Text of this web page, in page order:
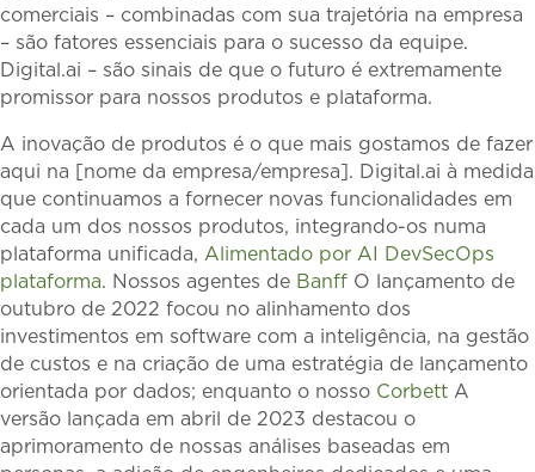
comerciais – combinadas com sua trajetória na empresa
– são fatores essenciais para o sucesso da equipe.
Digital.ai – são sinais de que o futuro é extremamente
promissor para nossos produtos e plataforma.
A inovação de produtos é o que mais gostamos de fazer
aqui na [nome da empresa/empresa]. Digital.ai à medida
que continuamos a fornecer novas funcionalidades em
cada um dos nossos produtos, integrando-os numa
plataforma unificada, Alimentado por AI DevSecOps
plataforma. Nossos agentes de Banff O lançamento de
outubro de 2022 focou no alinhamento dos
investimentos em software com a inteligência, na gestão
de custos e na criação de uma estratégia de lançamento
orientada por dados; enquanto o nosso Corbett A
versão lançada em abril de 2023 destacou o
aprimoramento de nossas análises baseadas em